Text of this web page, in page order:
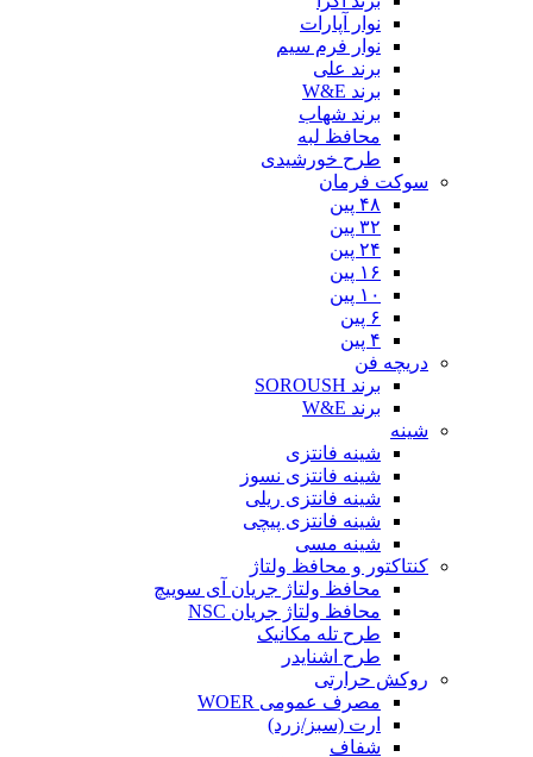
نوار آپارات
نوار فرم سیم
برند علی
برند W&E
برند شهاب
محافظ لبه
طرح خورشیدی
سوکت فرمان
۴۸ پین
۳۲ پین
۲۴ پین
۱۶ پین
۱۰ پین
۶ پین
۴ پین
دریچه فن
برند SOROUSH
برند W&E
شینه
شینه فانتزی
شینه فانتزی نسوز
شینه فانتزی ریلی
شینه فانتزی پیچی
شینه مسی
کنتاکتور و محافظ ولتاژ
محافظ ولتاژ جریان آی سوییچ
محافظ ولتاژ جریان NSC
طرح تله مکانیک
طرح اشنایدر
روکش حرارتی
مصرف عمومی WOER
ارت (سبز/زرد)
شفاف